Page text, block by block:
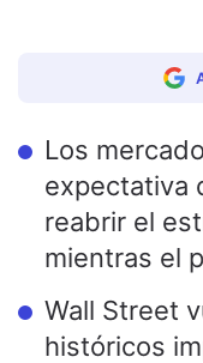
Los
expectativa
reabrir el
mientras el
Wall Street
históricos